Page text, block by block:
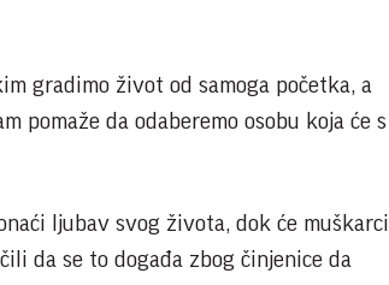
gradimo život od samoga početka, a
pomaže da odaberemo osobu koja će s
ljubav svog života, dok će muškarci
da se to događa zbog činjenice da